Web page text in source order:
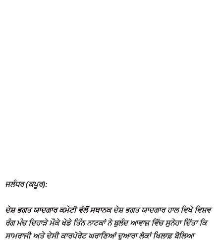
ਜਲੰਧਰ (ਕਪੂਰ):
ਦੇਸ਼ ਭਗਤ ਯਾਦਗਾਰ ਕਮੇਟੀ ਵੱਲੋਂ ਸਥਾਨਕਦੇਸ਼ ਭਗਤ ਯਾਦਗਾਰ ਹਾਲ ਵਿਖੇ ਵਿਸ਼ਵ
ਰੰਗ ਮੰਚ ਦਿਹਾੜੇ ਮੌਕੇ ਖੇਡੇ ਤਿੰਨ ਨਾਟਕਾਂ ਨੇ ਬੁਲੰਦ ਆਵਾਜ਼ ਵਿੱਚ ਸੁਨੇਹਾ ਦਿੱਤਾ ਕਿ
ਸਾਮਰਾਜੀ ਅਤੇ ਦੇਸੀ ਕਾਰਪੋਰੇਟ ਘਰਾਣਿਆਂ ਦੁਆਰਾ ਲੋਕਾਂ ਖਿਲਾਫ਼ ਬੋਲਿਆ